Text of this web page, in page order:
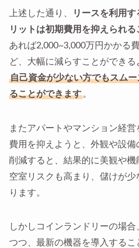
上述した通り、
リースを利用
リットは初期費用を抑えられる
あれば2,000~3,000万円かかる
ど、大幅に減らすことができる
自己資金が少ない方でもスム
ることができます。
またアパートやマンション経
費用を抑えようと、外観や設備
削減すると、結果的に美観や機
空室リスクも高まり、儲けが少
ります。
しかしコインランドリーの場合
つつ、最新の機器を導入するこ